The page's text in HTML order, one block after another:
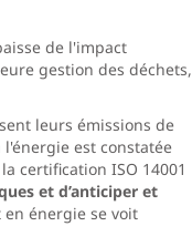
de l'impact
gestion des déchets,
leurs émissions de
est constatée
certification ISO 14001
et d’anticiper et
en énergie se voit